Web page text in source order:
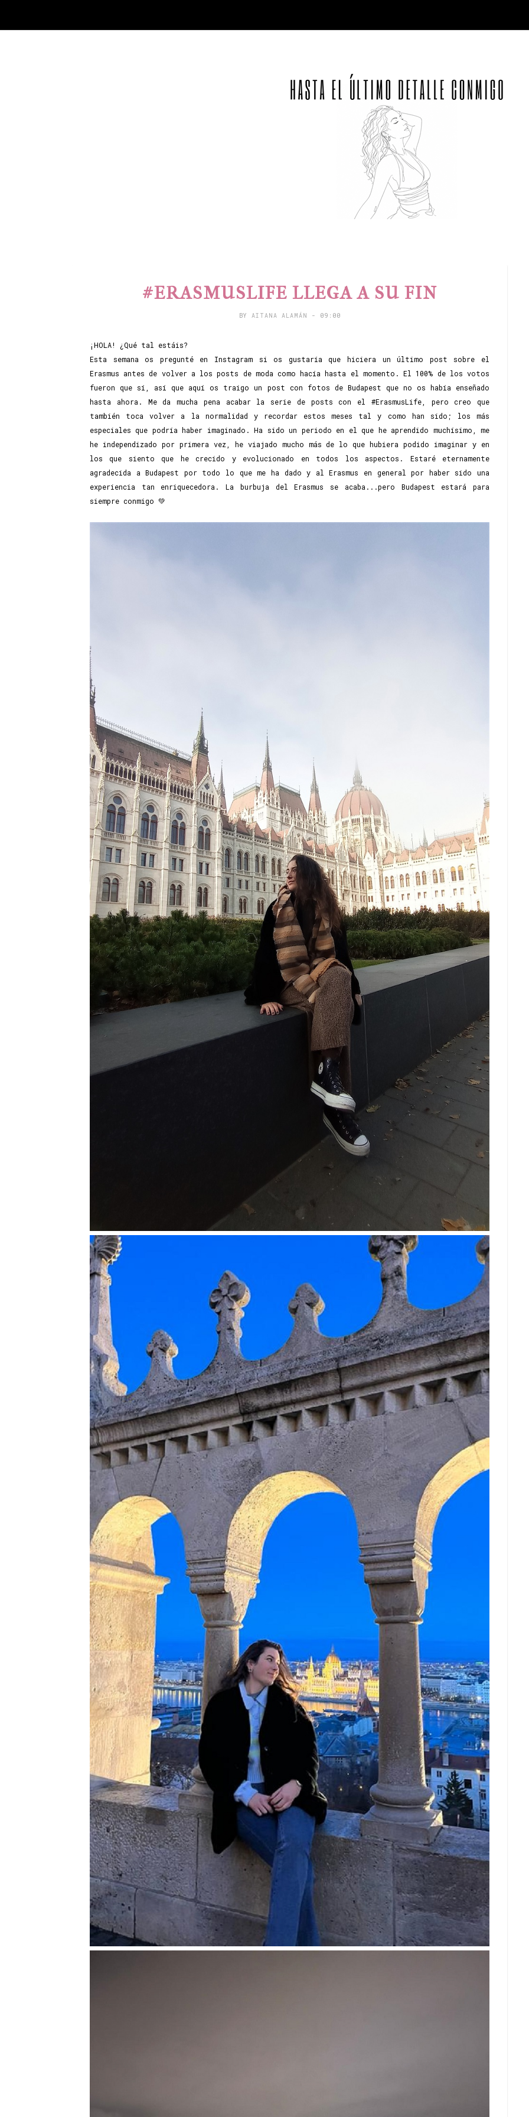
#ERASMUSLIFE LLEGA A SU FIN
BY AITANA ALAMÁN - 09:00
¡HOLA! ¿Qué tal estáis?
Esta semana os pregunté en Instagram si os gustaría que hiciera un último post sobre el
Erasmus antes de volver a los posts de moda como hacía hasta el momento. El 100% de los votos
fueron que sí, así que aquí os traigo un post con fotos de Budapest que no os había enseñado
hasta ahora. Me da mucha pena acabar la serie de posts con el #ErasmusLife, pero creo que
también toca volver a la normalidad y recordar estos meses tal y como han sido; los más
especiales que podría haber imaginado. Ha sido un periodo en el que he aprendido muchísimo, me
he independizado por primera vez, he viajado mucho más de lo que hubiera podido imaginar y en
los que siento que he crecido y evolucionado en todos los aspectos. Estaré eternamente
agradecida a Budapest por todo lo que me ha dado y al Erasmus en general por haber sido una
experiencia tan enriquecedora. La burbuja del Erasmus se acaba...pero Budapest estará para
siempre conmigo 💚